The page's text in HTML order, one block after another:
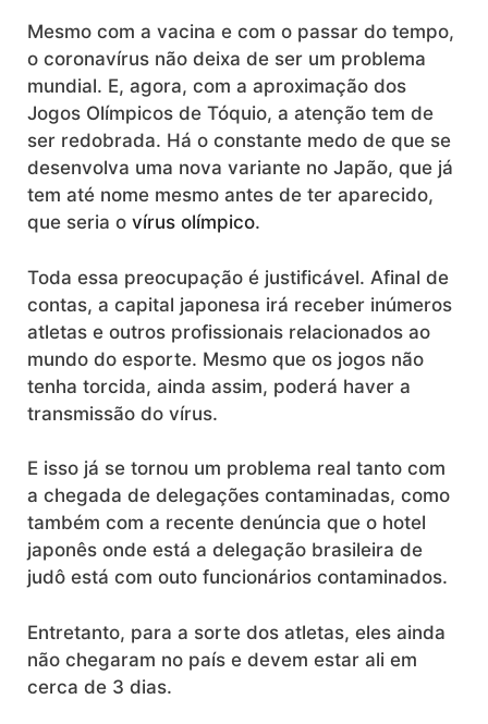
Mesmo com a vacina e com o passar do tempo,
o coronavírus não deixa de ser um problema
mundial. E, agora, com a aproximação dos
Jogos Olímpicos de Tóquio, a atenção tem de
ser redobrada. Há o constante medo de que se
desenvolva uma nova variante no Japão, que já
tem até nome mesmo antes de ter aparecido,
que seria o vírus olímpico.
Toda essa preocupação é justificável. Afinal de
contas, a capital japonesa irá receber inúmeros
atletas e outros profissionais relacionados ao
mundo do esporte. Mesmo que os jogos não
tenha torcida, ainda assim, poderá haver a
transmissão do vírus.
E isso já se tornou um problema real tanto com
a chegada de delegações contaminadas, como
também com a recente denúncia que o hotel
japonês onde está a delegação brasileira de
judô está com outo funcionários contaminados.
Entretanto, para a sorte dos atletas, eles ainda
não chegaram no país e devem estar ali em
cerca de 3 dias.